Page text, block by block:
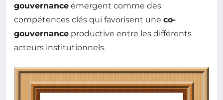
gouvernance émergent comme des
compétences clés qui favorisent une co-
gouvernance productive entre les différents
acteurs institutionnels.